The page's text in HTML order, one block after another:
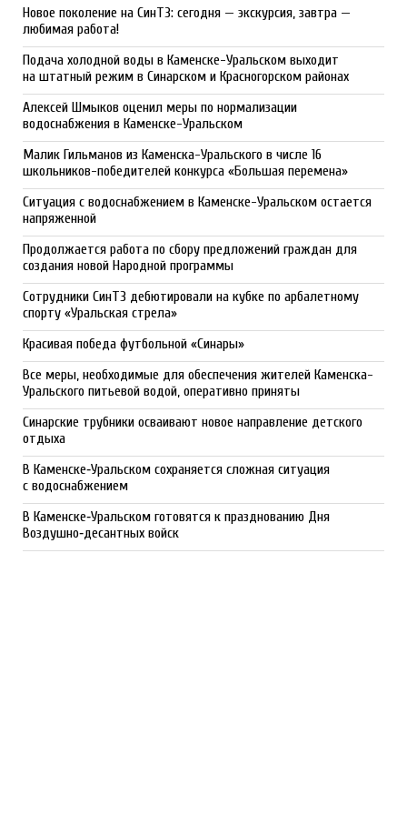
Новое поколение на СинТЗ: сегодня — экскурсия, завтра —
любимая работа!
Подача холодной воды в Каменске-Уральском выходит
на штатный режим в Синарском и Красногорском районах
Алексей Шмыков оценил меры по нормализации
водоснабжения в Каменске-Уральском
Малик Гильманов из Каменска-Уральского в числе 16
школьников-победителей конкурса «Большая перемена»
Ситуация с водоснабжением в Каменске-Уральском остается
напряженной
Продолжается работа по сбору предложений граждан для
создания новой Народной программы
Сотрудники СинТЗ дебютировали на кубке по арбалетному
спорту «Уральская стрела»
Красивая победа футбольной «Синары»
Все меры, необходимые для обеспечения жителей Каменска-
Уральского питьевой водой, оперативно приняты
Синарские трубники осваивают новое направление детского
отдыха
В Каменске‑Уральском сохраняется сложная ситуация
с водоснабжением
В Каменске‑Уральском готовятся к празднованию Дня
Воздушно‑десантных войск